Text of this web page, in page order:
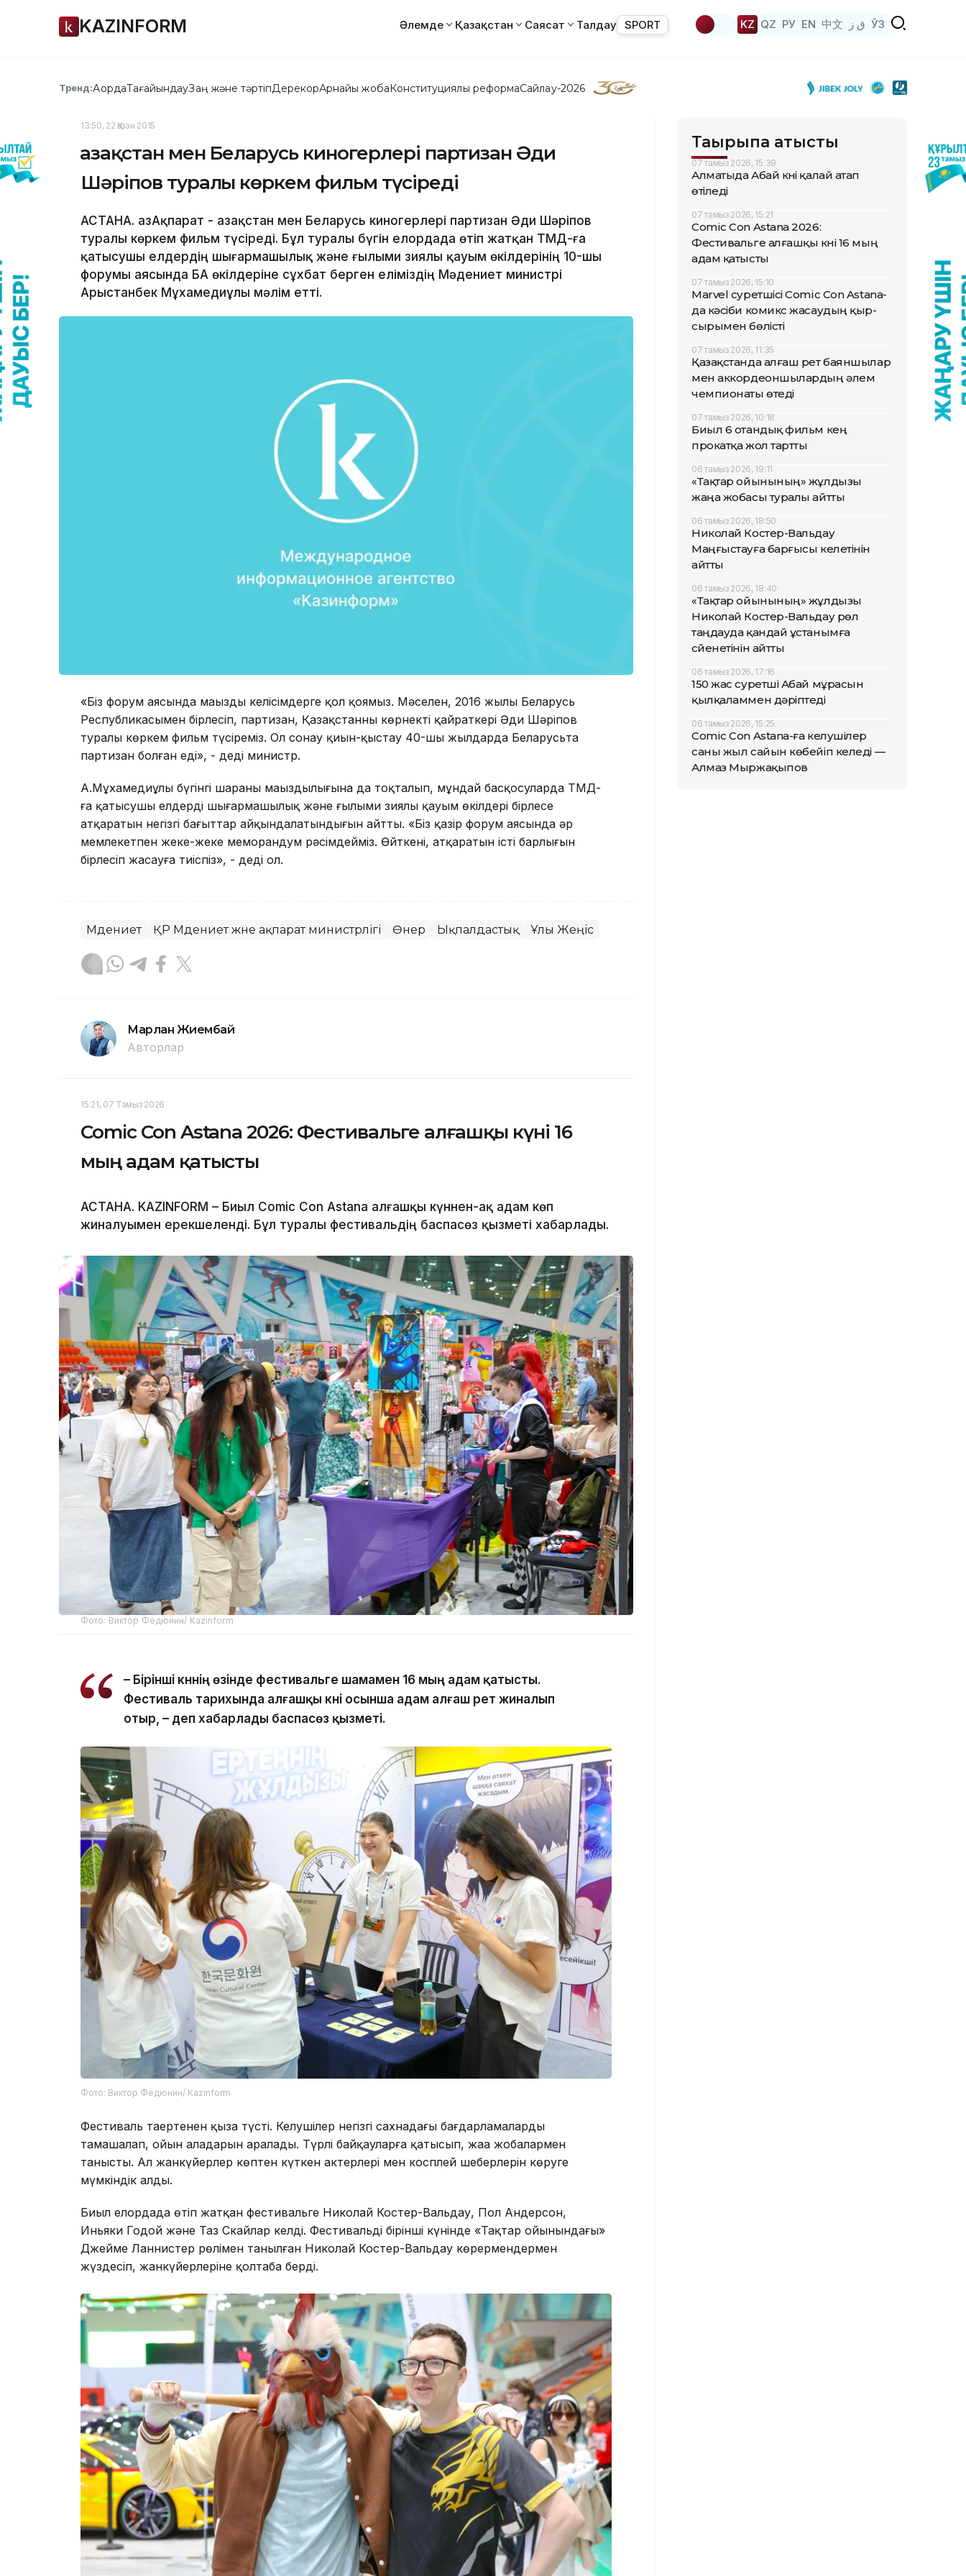
KAZINFORM Әлемде Қазақстан Саясат Талдау SPORT KZ QZ РУ EN 中文 ق ز ЎЗ
Тренд:АқордаТағайындауЗаң және тәртіпДерекқорАрнайы жобаКонституциялық реформаСайлау-2026
13:50, 22 Қазан 2015
Қазақстан мен Беларусь киногерлері партизан Әди
Шәріпов туралы көркем фильм түсіреді
АСТАНА. ҚазАқпарат - Қазақстан мен Беларусь киногерлері партизан Әди Шәріпов
туралы көркем фильм түсіреді. Бұл туралы бүгін елордада өтіп жатқан ТМД-ға
қатысушы елдердің шығармашылық және ғылыми зиялы қауым өкілдерінің 10-шы
форумы аясында БАҚ өкілдеріне сұхбат берген еліміздің Мәдениет министрі
Арыстанбек Мұхамедиұлы мәлім етті.
«Біз форум аясында маңызды келісімдерге қол қоямыз. Мәселен, 2016 жылы Беларусь
Республикасымен бірлесіп, партизан, Қазақстанның көрнекті қайраткері Әди Шәріпов
туралы көркем фильм түсіреміз. Ол сонау қиын-қыстау 40-шы жылдарда Беларусьта
партизан болған еді», - деді министр.
А.Мұхамедиұлы бүгінгі шараның маңыздылығына да тоқталып, мұндай басқосуларда ТМД-
ға қатысушы елдердің шығармашылық және ғылыми зиялы қауым өкілдері бірлесе
атқаратын негізгі бағыттар айқындалатындығын айтты. «Біз қазір форум аясында әр
мемлекетпен жеке-жеке меморандум рәсімдейміз. Өйткені, атқаратын істің барлығын
бірлесіп жасауға тиіспіз», - деді ол.
Мәдениет ҚР Мәдениет және ақпарат министрлігі Өнер Ықпалдастық Ұлы Жеңіс
Марлан Жиембай
Авторлар
15:21, 07 Тамыз 2026
Comic Con Astana 2026: Фестивальге алғашқы күні 16
мың адам қатысты
АСТАНА. KAZINFORM – Биыл Comic Con Astana алғашқы күннен-ақ адам көп
жиналуымен ерекшеленді. Бұл туралы фестивальдің баспасөз қызметі хабарлады.
Фото: Виктор Федюнин/ Kazinform
– Бірінші күннің өзінде фестивальге шамамен 16 мың адам қатысты.
Фестиваль тарихында алғашқы күні осынша адам алғаш рет жиналып
отыр, – деп хабарлады баспасөз қызметі.
Фото: Виктор Федюнин/ Kazinform
Фестиваль таңертеңнен қыза түсті. Келушілер негізгі сахнадағы бағдарламаларды
тамашалап, ойын алаңдарын аралады. Түрлі байқауларға қатысып, жаңа жобалармен
танысты. Ал жанкүйерлер көптен күткен актерлері мен косплей шеберлерін көруге
мүмкіндік алды.
Биыл елордада өтіп жатқан фестивальге Николай Костер-Вальдау, Пол Андерсон,
Иньяки Годой және Таз Скайлар келді. Фестивальдің бірінші күнінде «Тақтар ойынындағы»
Джейме Ланнистер рөлімен танылған Николай Костер-Вальдау көрермендермен
жүздесіп, жанкүйерлеріне қолтаңба берді.
Тақырыпқа қатысты
07 тамыз 2026, 15:39
Алматыда Абай күні қалай атап
өтіледі
07 тамыз 2026, 15:21
Comic Con Astana 2026:
Фестивальге алғашқы күні 16 мың
адам қатысты
07 тамыз 2026, 15:10
Marvel суретшісі Comic Con Astana-
да кәсіби комикс жасаудың қыр-
сырымен бөлісті
07 тамыз 2026, 11:35
Қазақстанда алғаш рет баяншылар
мен аккордеоншылардың әлем
чемпионаты өтеді
07 тамыз 2026, 10:18
Биыл 6 отандық фильм кең
прокатқа жол тартты
06 тамыз 2026, 19:11
«Тақтар ойынының» жұлдызы
жаңа жобасы туралы айтты
06 тамыз 2026, 18:50
Николай Костер-Вальдау
Маңғыстауға барғысы келетінін
айтты
06 тамыз 2026, 18:40
«Тақтар ойынының» жұлдызы
Николай Костер-Вальдау рөл
таңдауда қандай ұстанымға
сүйенетінін айтты
06 тамыз 2026, 17:16
150 жас суретші Абай мұрасын
қылқаламмен дәріптеді
06 тамыз 2026, 15:25
Comic Con Astana-ға келушілер
саны жыл сайын көбейіп келеді —
Алмаз Мыржақыпов